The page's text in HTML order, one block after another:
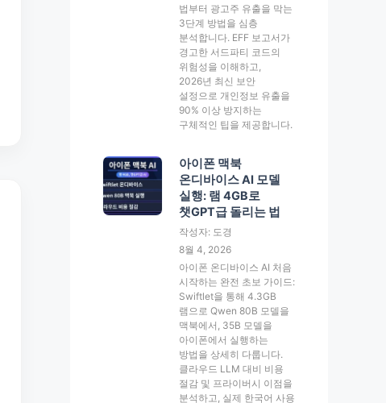
법부터 광고주 유출을 막는
3단계 방법을 심층
분석합니다. EFF 보고서가
경고한 서드파티 코드의
위험성을 이해하고,
2026년 최신 보안
설정으로 개인정보 유출을
90% 이상 방지하는
구체적인 팁을 제공합니다.
아이폰 맥북
온디바이스 AI 모델
실행: 램 4GB로
챗GPT급 돌리는 법
작성자: 도경
8월 4, 2026
아이폰 온디바이스 AI 처음
시작하는 완전 초보 가이드:
Swiftlet을 통해 4.3GB
램으로 Qwen 80B 모델을
맥북에서, 35B 모델을
아이폰에서 실행하는
방법을 상세히 다룹니다.
클라우드 LLM 대비 비용
절감 및 프라이버시 이점을
분석하고, 실제 한국어 사용